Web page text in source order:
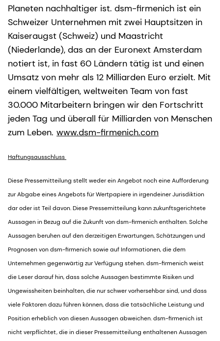
Planeten nachhaltiger ist. dsm-firmenich ist ein
Schweizer Unternehmen mit zwei Hauptsitzen in
Kaiseraugst (Schweiz) und Maastricht
(Niederlande), das an der Euronext Amsterdam
notiert ist, in fast 60 Ländern tätig ist und einen
Umsatz von mehr als 12 Milliarden Euro erzielt. Mit
einem vielfältigen, weltweiten Team von fast
30.000 Mitarbeitern bringen wir den Fortschritt
jeden Tag und überall für Milliarden von Menschen
zum Leben. www.dsm-firmenich.com
Haftungsausschluss
Diese Pressemitteilung stellt weder ein Angebot noch eine Aufforderung
zur Abgabe eines Angebots für Wertpapiere in irgendeiner Jurisdiktion
dar oder ist Teil davon. Diese Pressemitteilung kann zukunftsgerichtete
Aussagen in Bezug auf die Zukunft von dsm-firmenich enthalten. Solche
Aussagen beruhen auf den derzeitigen Erwartungen, Schätzungen und
Prognosen von dsm-firmenich sowie auf Informationen, die dem
Unternehmen gegenwärtig zur Verfügung stehen. dsm-firmenich weist
die Leser darauf hin, dass solche Aussagen bestimmte Risiken und
Ungewissheiten beinhalten, die nur schwer vorhersehbar sind, und dass
viele Faktoren dazu führen können, dass die tatsächliche Leistung und
Position erheblich von diesen Aussagen abweichen. dsm-firmenich ist
nicht verpflichtet, die in dieser Pressemitteilung enthaltenen Aussagen